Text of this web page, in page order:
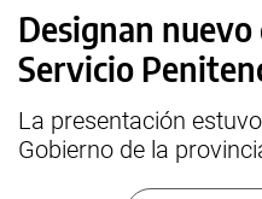
Designan
Servicio
La presentación
Gobierno de la